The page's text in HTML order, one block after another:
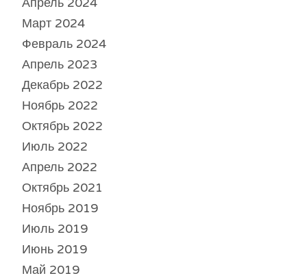
Март 2024
Февраль 2024
Апрель 2023
Декабрь 2022
Ноябрь 2022
Октябрь 2022
Июль 2022
Апрель 2022
Октябрь 2021
Ноябрь 2019
Июль 2019
Июнь 2019
Май 2019